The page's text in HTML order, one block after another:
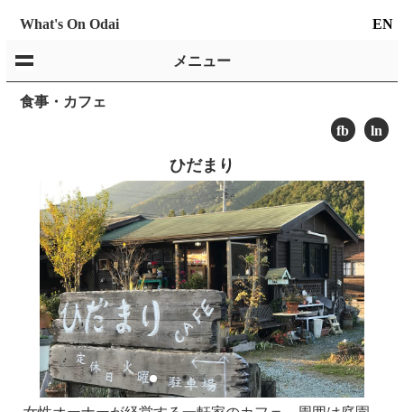
What's On Odai EN
メニュー
食事・カフェ
fb
ln
ひだまり